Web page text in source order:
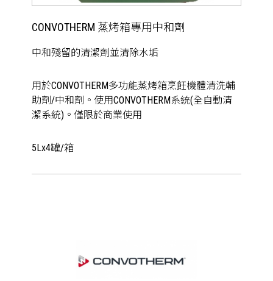
CONVOTHERM 蒸烤箱專用中和劑
中和殘留的清潔劑並清除水垢
用於CONVOTHERM多功能蒸烤箱烹飪機體清洗輔
助劑/中和劑。使用CONVOTHERM系統(全自動清
潔系統)。僅限於商業使用
5Lx4罐/箱